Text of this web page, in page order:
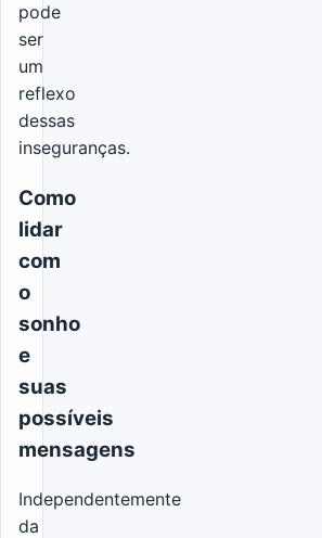
pode
ser
um
reflexo
dessas
inseguranças.
Como
lidar
com
o
sonho
e
suas
possíveis
mensagens
Independentemente
da